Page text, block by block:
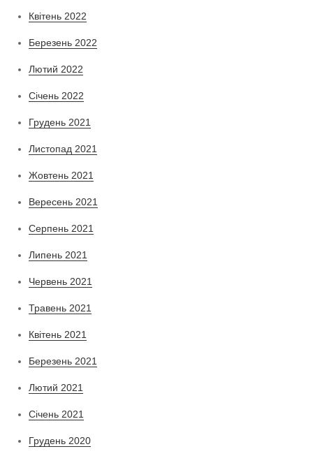
Квітень 2022
Березень 2022
Лютий 2022
Січень 2022
Грудень 2021
Листопад 2021
Жовтень 2021
Вересень 2021
Серпень 2021
Липень 2021
Червень 2021
Травень 2021
Квітень 2021
Березень 2021
Лютий 2021
Січень 2021
Грудень 2020